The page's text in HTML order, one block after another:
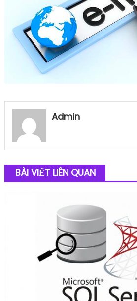
Admin
BÀI VIẾT LIÊN QUAN